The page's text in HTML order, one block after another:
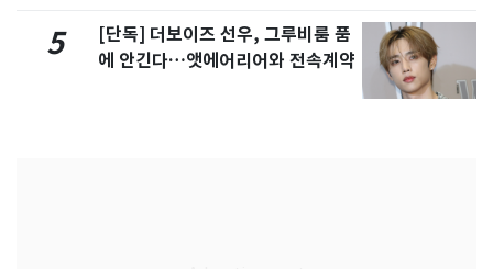
5
[단독] 더보이즈 선우, 그루비룸 품
에 안긴다…앳에어리어와 전속계약